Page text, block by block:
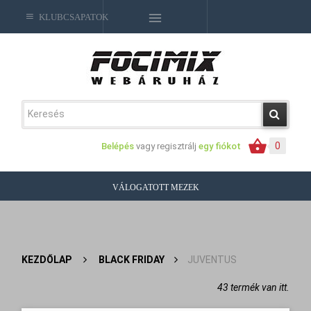
0
Belépés vagy regisztrálj egy fiókot
KLUBCSAPATOK
VÁLOGATOTT MEZEK
KEZDŐLAP > BLACK FRIDAY > JUVENTUS
43 termék van itt.